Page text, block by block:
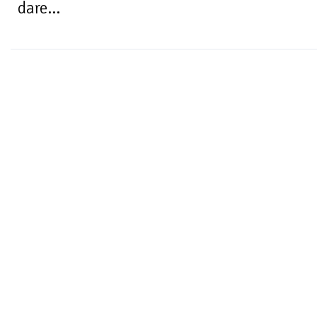
dare...